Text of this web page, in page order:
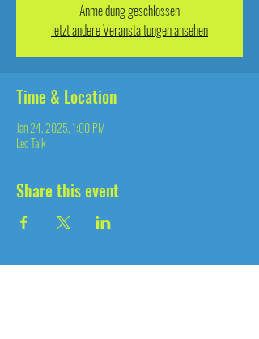
Anmeldung geschlossen
Jetzt andere Veranstaltungen ansehen
Time & Location
Jan 24, 2025, 1:00 PM
Leo Talk
Share this event